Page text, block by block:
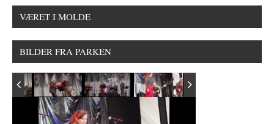
VÆRET I MOLDE
BILDER FRA PARKEN